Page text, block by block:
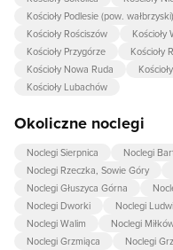
Kościoły Podlesie (pow. wałbrzyski)
Kościoły Rościszów
Kościoły
Kościoły Przygórze
Kościoły
Kościoły Nowa Ruda
Kościoły Lubachów
Okoliczne noclegi
Noclegi Sierpnica Noclegi
Noclegi Rzeczka, Sowie Góry
Noclegi Głuszyca Górna
Noclegi Dworki
Noclegi
Noclegi Walim
Noclegi
Noclegi Grzmiąca
Noclegi